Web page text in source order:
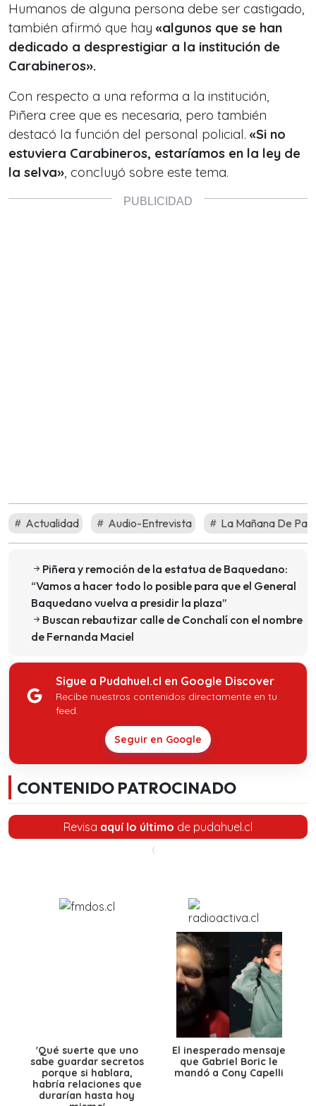
Humanos de alguna persona debe ser castigado,
también afirmó que hay «algunos que se han
dedicado a desprestigiar a la institución de
Carabineros».
Con respecto a una reforma a la institución,
Piñera cree que es necesaria, pero también
destacó la función del personal policial. «Si no
estuviera Carabineros, estaríamos en la ley de
la selva», concluyó sobre este tema.
Actualidad Audio-Entrevista La Mañana De
Piñera y remoción de la estatua de Baquedano:
“Vamos a hacer todo lo posible para que el General
Baquedano vuelva a presidir la plaza”
Buscan rebautizar calle de Conchalí con el nombre
de Fernanda Maciel
Sigue a Pudahuel.cl en Google Discover
Recibe nuestros contenidos directamente en tu
feed.
Seguir en Google
CONTENIDO PATROCINADO
Revisa aquí lo último de pudahuel.cl
'Qué suerte que uno
sabe guardar secretos
porque si hablara,
habría relaciones que
durarían hasta hoy
El inesperado mensaje
que Gabriel Boric le
mandó a Cony Capelli